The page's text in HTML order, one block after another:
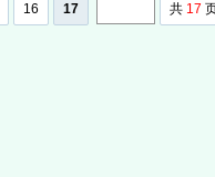
16 17 共 17